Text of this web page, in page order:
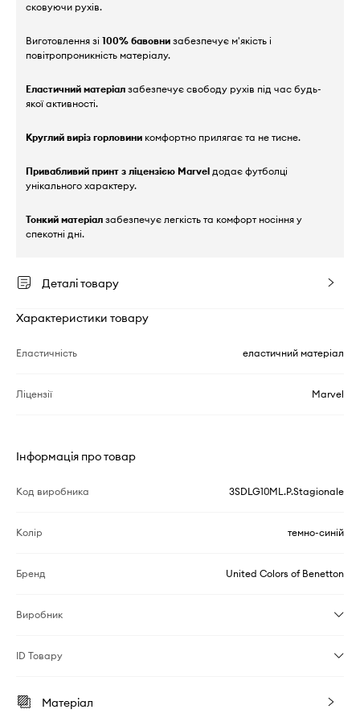
сковуючи рухів.
Виготовлення зі 100% бавовни забезпечує м'якість і
повітропроникність матеріалу.
Еластичний матеріал забезпечує свободу рухів під час будь-
якої активності.
Круглий виріз горловини комфортно прилягає та не тисне.
Привабливий принт з ліцензією Marvel додає футболці
унікального характеру.
Тонкий матеріал забезпечує легкість та комфорт носіння у
спекотні дні.
Деталі товару
Характеристики товару
Еластичність еластичний матеріал
Ліцензії Marvel
Інформація про товар
Код виробника 3SDLG10ML.P.Stagionale
Колір темно-синій
Бренд United Colors of Benetton
Виробник
ID Товару
Матеріал